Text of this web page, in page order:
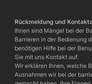
Rückmeldung und
Ihnen sind Mängel bei der
Barrieren in der Bedienung
benötigen Hilfe bei der
Sie mit uns Kontakt auf.
Wir erklären Ihnen, welche
Ausnahmen wir bei der